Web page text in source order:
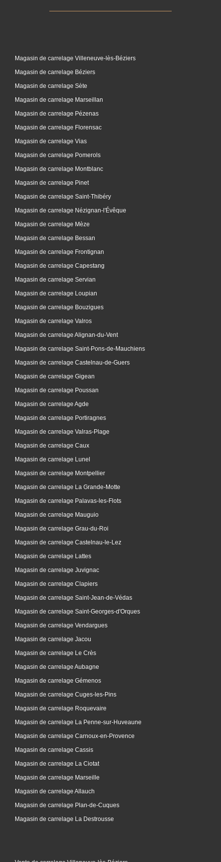
Magasin de carrelage Villeneuve-lès-Béziers
Magasin de carrelage Béziers
Magasin de carrelage Sète
Magasin de carrelage Marseillan
Magasin de carrelage Pézenas
Magasin de carrelage Florensac
Magasin de carrelage Vias
Magasin de carrelage Pomerols
Magasin de carrelage Montblanc
Magasin de carrelage Pinet
Magasin de carrelage Saint-Thibéry
Magasin de carrelage Nézignan-l'Évêque
Magasin de carrelage Mèze
Magasin de carrelage Bessan
Magasin de carrelage Frontignan
Magasin de carrelage Capestang
Magasin de carrelage Servian
Magasin de carrelage Loupian
Magasin de carrelage Bouzigues
Magasin de carrelage Valros
Magasin de carrelage Alignan-du-Vent
Magasin de carrelage Saint-Pons-de-Mauchiens
Magasin de carrelage Castelnau-de-Guers
Magasin de carrelage Gigean
Magasin de carrelage Poussan
Magasin de carrelage Agde
Magasin de carrelage Portiragnes
Magasin de carrelage Valras-Plage
Magasin de carrelage Caux
Magasin de carrelage Lunel
Magasin de carrelage Montpellier
Magasin de carrelage La Grande-Motte
Magasin de carrelage Palavas-les-Flots
Magasin de carrelage Mauguio
Magasin de carrelage Grau-du-Roi
Magasin de carrelage Castelnau-le-Lez
Magasin de carrelage Lattes
Magasin de carrelage Juvignac
Magasin de carrelage Clapiers
Magasin de carrelage Saint-Jean-de-Védas
Magasin de carrelage Saint-Georges-d'Orques
Magasin de carrelage Vendargues
Magasin de carrelage Jacou
Magasin de carrelage Le Crès
Magasin de carrelage Aubagne
Magasin de carrelage Gémenos
Magasin de carrelage Cuges-les-Pins
Magasin de carrelage Roquevaire
Magasin de carrelage La Penne-sur-Huveaune
Magasin de carrelage Carnoux-en-Provence
Magasin de carrelage Cassis
Magasin de carrelage La Ciotat
Magasin de carrelage Marseille
Magasin de carrelage Allauch
Magasin de carrelage Plan-de-Cuques
Magasin de carrelage La Destrousse